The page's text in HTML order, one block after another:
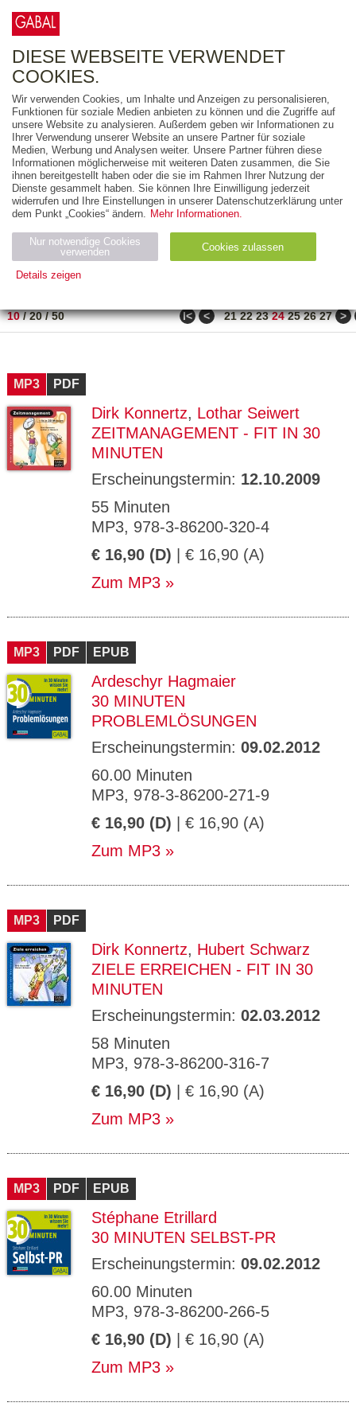
FREITEXT
AUSGABEART
AUS DER REIHE
ZUM THEMA
Neuerscheinung
Bestseller
PREIS
10/20/50 ǀ< < 21 22 23 24 25 26 27 >
MP3 PDF
Dirk Konnertz, Lothar Seiwert
ZEITMANAGEMENT - FIT IN 30
MINUTEN
Erscheinungstermin: 12.10.2009
55 Minuten
MP3, 978-3-86200-320-4
€ 16,90 (D) | € 16,90 (A)
Zum MP3
MP3 PDF EPUB
Ardeschyr Hagmaier
30 MINUTEN
PROBLEMLÖSUNGEN
Erscheinungstermin: 09.02.2012
60.00 Minuten
MP3, 978-3-86200-271-9
€ 16,90 (D) | € 16,90 (A)
Zum MP3
MP3 PDF
Dirk Konnertz, Hubert Schwarz
ZIELE ERREICHEN - FIT IN 30
MINUTEN
Erscheinungstermin: 02.03.2012
58 Minuten
MP3, 978-3-86200-316-7
€ 16,90 (D) | € 16,90 (A)
Zum MP3
MP3 PDF EPUB
Stéphane Etrillard
30 MINUTEN SELBST-PR
Erscheinungstermin: 09.02.2012
60.00 Minuten
MP3, 978-3-86200-266-5
€ 16,90 (D) | € 16,90 (A)
Zum MP3
DIESE WEBSEITE VERWENDET
COOKIES.
Wir verwenden Cookies, um Inhalte und Anzeigen zu personalisieren,
Funktionen für soziale Medien anbieten zu können und die Zugriffe auf
unsere Website zu analysieren. Außerdem geben wir Informationen zu
Ihrer Verwendung unserer Website an unsere Partner für soziale
Medien, Werbung und Analysen weiter. Unsere Partner führen diese
Informationen möglicherweise mit weiteren Daten zusammen, die Sie
ihnen bereitgestellt haben oder die sie im Rahmen Ihrer Nutzung der
Dienste gesammelt haben. Sie können Ihre Einwilligung jederzeit
widerrufen und Ihre Einstellungen in unserer Datenschutzerklärung unter
dem Punkt „Cookies“ ändern. Mehr Informationen.
Nur notwendige Cookies
verwenden
Cookies zulassen
Details zeigen
Name Zweck
ESSION
_ID
verlag.
de
GV_CO
OKIES
gabal-
Speichert den Zustimmungsstatus des
Benutzers für Cookies auf der aktuellen
Domäne.
ge